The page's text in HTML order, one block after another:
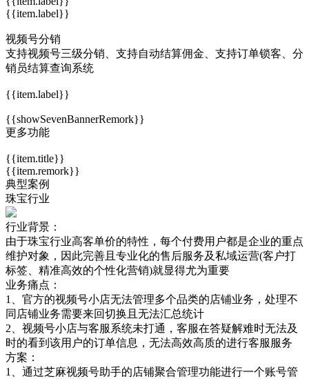
{{item.label}}
视频号分销
支持视频号三级分销、支持自动结算佣金、支持订单锁客、分
销员结算查询系统
{{item.label}}
{{showSevenBannerRemork}}
更多功能
{{item.title}}
{{item.remork}}
典型案例
珠宝行业
行业背景：
由于珠宝行业高客单价的特性，每个付费用户都是企业的重点
维护对象，因此完善且专业化的售后服务及私域运营(客户打
标签、精准高效的个性化营销)就显得尤为重要
业务痛点：
1、官方的视频号小店无法管理多个品类的店铺业务，处理不
同店铺业务需要来回切换且无法汇总统计
2、视频号小店与客服系统未打通，客服在答疑解难时无法及
时的看到该用户的订单信息，无法高效高质的进行客服服务
方案：
1、通过芝麻视频号助手的店铺聚合管理功能进行一个账号管